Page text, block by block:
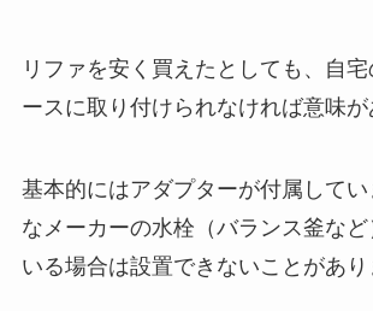
リファを安く買えたとしても、自
ースに取り付けられなければ意味が
基本的にはアダプターが付属して
なメーカーの水栓（バランス釜な
いる場合は設置できないことがあり